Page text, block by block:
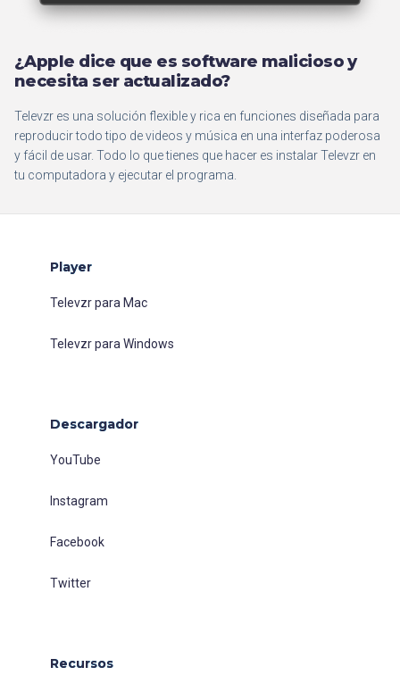
¿Apple dice que es software malicioso y
necesita ser actualizado?
Televzr es una solución flexible y rica en funciones diseñada para
reproducir todo tipo de videos y música en una interfaz poderosa
y fácil de usar. Todo lo que tienes que hacer es instalar Televzr en
tu computadora y ejecutar el programa.
Player
Televzr para Mac
Televzr para Windows
Descargador
YouTube
Instagram
Facebook
Twitter
Recursos